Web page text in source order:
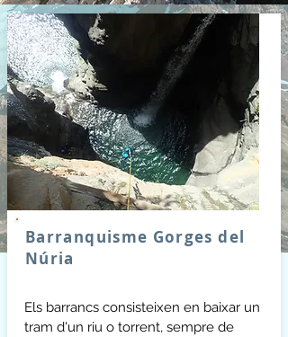
Barranquisme Gorges del
Núria
Els barrancs consisteixen en baixar un
tram d'un riu o torrent, sempre de